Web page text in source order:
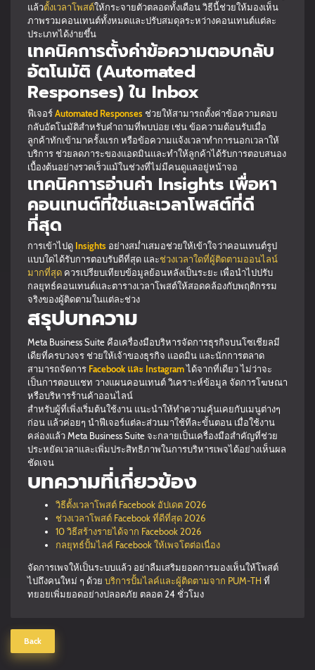
แล้วตั้งเวลาโพสต์ให้กระจายตัวตลอดทั้งเดือน วิธีนี้ช่วยให้มองเห็น
ภาพรวมคอนเทนต์ทั้งหมดและปรับสมดุลระหว่างคอนเทนต์แต่ละ
ประเภทได้ง่ายขึ้น
เทคนิคการตั้งค่าข้อความตอบกลับ
อัตโนมัติ (Automated
Responses) ใน Inbox
ฟีเจอร์Automated Responses ช่วยให้สามารถตั้งค่าข้อความตอบ
กลับอัตโนมัติสำหรับคำถามที่พบบ่อย เช่น ข้อความต้อนรับเมื่อ
ลูกค้าทักเข้ามาครั้งแรก หรือข้อความแจ้งเวลาทำการนอกเวลาให้
บริการ ช่วยลดภาระของแอดมินและทำให้ลูกค้าได้รับการตอบสนอง
เบื้องต้นอย่างรวดเร็วแม้ในช่วงที่ไม่มีคนดูแลอยู่หน้าจอ
เทคนิคการอ่านค่า Insights เพื่อหา
คอนเทนต์ที่ใช่และเวลาโพสต์ที่ดี
ที่สุด
การเข้าไปดู Insights อย่างสม่ำเสมอช่วยให้เข้าใจว่าคอนเทนต์รูป
แบบใดได้รับการตอบรับดีที่สุด และช่วงเวลาใดที่ผู้ติดตามออนไลน์
มากที่สุด ควรเปรียบเทียบข้อมูลย้อนหลังเป็นระยะ เพื่อนำไปปรับ
กลยุทธ์คอนเทนต์และตารางเวลาโพสต์ให้สอดคล้องกับพฤติกรรม
จริงของผู้ติดตามในแต่ละช่วง
สรุปบทความ
Meta Business Suite คือเครื่องมือบริหารจัดการธุรกิจบนโซเชียลมี
เดียที่ครบวงจร ช่วยให้เจ้าของธุรกิจ แอดมิน และนักการตลาด
สามารถจัดการ Facebook และ Instagramได้จากที่เดียว ไม่ว่าจะ
เป็นการตอบแชท วางแผนคอนเทนต์ วิเคราะห์ข้อมูล จัดการโฆษณา
หรือบริหารร้านค้าออนไลน์
สำหรับผู้ที่เพิ่งเริ่มต้นใช้งาน แนะนำให้ทำความคุ้นเคยกับเมนูต่างๆ
ก่อน แล้วค่อยๆ นำฟีเจอร์แต่ละส่วนมาใช้ทีละขั้นตอน เมื่อใช้งาน
คล่องแล้ว Meta Business Suite จะกลายเป็นเครื่องมือสำคัญที่ช่วย
ประหยัดเวลาและเพิ่มประสิทธิภาพในการบริหารเพจได้อย่างเห็นผล
ชัดเจน
บทความที่เกี่ยวข้อง
วิธีตั้งเวลาโพสต์ Facebook อัปเดต 2026
ช่วงเวลาโพสต์ Facebook ที่ดีที่สุด 2026
10 วิธีสร้างรายได้จาก Facebook 2026
กลยุทธ์ปั้มไลค์ Facebook ให้เพจโตต่อเนื่อง
จัดการเพจให้เป็นระบบแล้ว อย่าลืมเสริมยอดการมองเห็นให้โพสต์
ไปถึงคนใหม่ ๆ ด้วย บริการปั้มไลค์และผู้ติดตามจาก PUM-THที่
ทยอยเพิ่มยอดอย่างปลอดภัย ตลอด 24 ชั่วโมง
Back